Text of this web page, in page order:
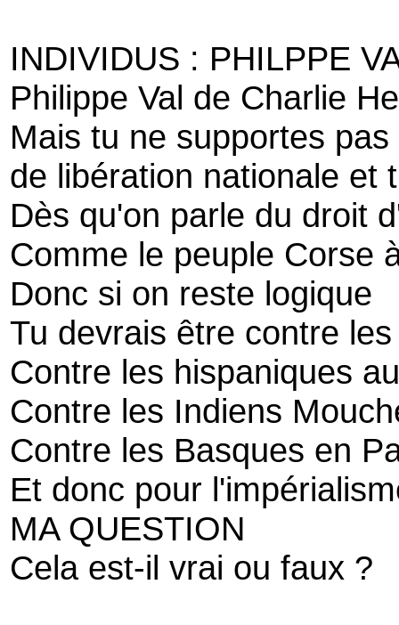
INDIVIDUS : PHILPPE
Philippe Val de Charlie
Mais tu ne supportes
de libération nationale et
Dès qu'on parle du droit
Comme le peuple Corse
Donc si on reste logique
Tu devrais être contre
Contre les hispaniques
Contre les Indiens
Contre les Basques en
Et donc pour
MA QUESTION
Cela est-il vrai ou faux ?